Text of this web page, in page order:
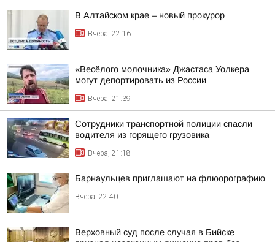
В Алтайском крае – новый прокурор
Вчера, 22:16
«Весёлого молочника» Джастаса Уолкера
могут депортировать из России
Вчера, 21:39
Сотрудники транспортной полиции спасли
водителя из горящего грузовика
Вчера, 21:18
Барнаульцев приглашают на флюорографию
Вчера, 22:40
Верховный суд после случая в Бийске